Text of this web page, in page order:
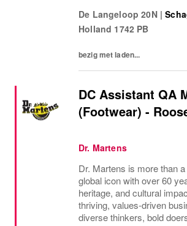
een snelgroeiend
vrouwen.
De Langeloop 20N |
Holland 1742 PB
bezig met laden...
DC Assistant QA
(Footwear) -
Dr. Martens
Dr. Martens is more than a
global icon with over 60
heritage, and cultural
thriving, values‑driven
diverse thinkers, bold